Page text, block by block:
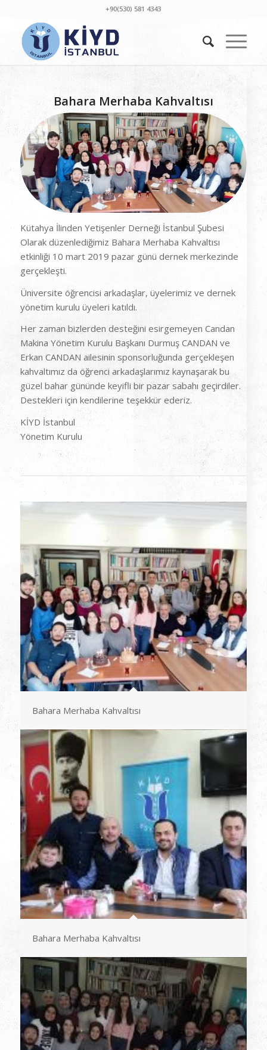
+90(530) 581 4343
Bahara Merhaba Kahvaltısı
Kütahya İlinden Yetişenler Derneği İstanbul Şubesi
Olarak düzenlediğimiz Bahara Merhaba Kahvaltısı
etkinliği 10 mart 2019 pazar günü dernek merkezinde
gerçekleşti.
Üniversite öğrencisi arkadaşlar, üyelerimiz ve dernek
yönetim kurulu üyeleri katıldı.
Her zaman bizlerden desteğini esirgemeyen Candan
Makina Yönetim Kurulu Başkanı Durmuş CANDAN ve
Erkan CANDAN ailesinin sponsorluğunda gerçekleşen
kahvaltımız da öğrenci arkadaşlarımız kaynaşarak bu
güzel bahar gününde keyifli bir pazar sabahı geçirdiler.
Destekleri için kendilerine teşekkür ederiz.
KİYD İstanbul
Yönetim Kurulu
Bahara Merhaba Kahvaltısı
Bahara Merhaba Kahvaltısı